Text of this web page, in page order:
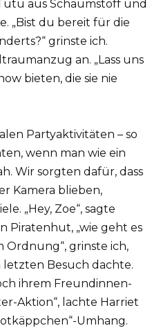
aus Schaumstoff und
„Bist du bereit für die
grinste ich.
an. „Lass uns
bieten, die sie nie
Partyaktivitäten – so
wenn man wie ein
Wir sorgten dafür, dass
Kamera blieben,
„Hey, Zoe“, sagte
Piratenhut, „wie geht es
Ordnung“, grinste ich,
Besuch dachte.
ihrem Freundinnen-
Aktion“, lachte Harriet
Umhang.